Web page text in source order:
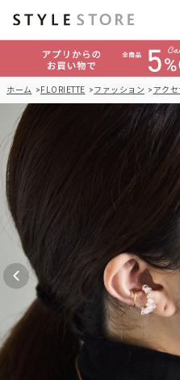
ホーム FLORIETTE ファッション アクセ